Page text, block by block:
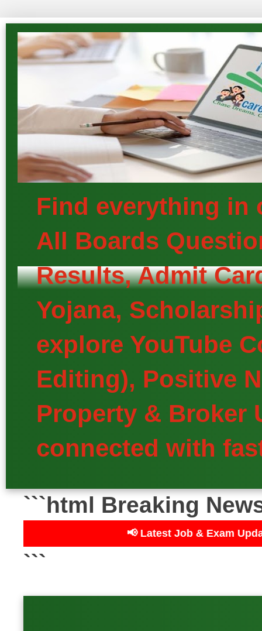
Find everything in
All Boards
Results, Admit
Yojana,
explore YouTube
Editing), Positive
Property & Broker
connected with
```html Breaking
📢 Latest Job & Exam Updates —
```